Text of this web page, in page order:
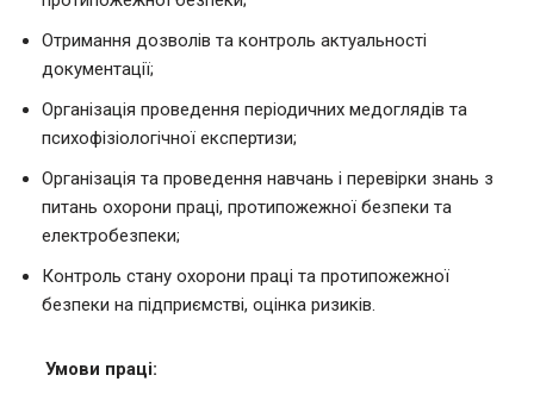
Отримання дозволів та контроль актуальності
документації;
Організація проведення періодичних медоглядів та
психофізіологічної експертизи;
Організація та проведення навчань і перевірки знань з
питань охорони праці, протипожежної безпеки та
електробезпеки;
Контроль стану охорони праці та протипожежної
безпеки на підприємстві, оцінка ризиків.
Умови праці: